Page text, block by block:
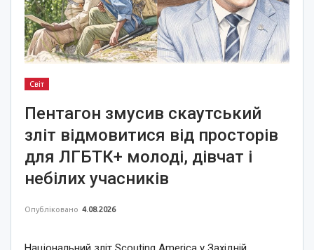
Світ
Пентагон змусив скаутський
зліт відмовитися від просторів
для ЛГБТК+ молоді, дівчат і
небілих учасників
Опубліковано 4.08.2026